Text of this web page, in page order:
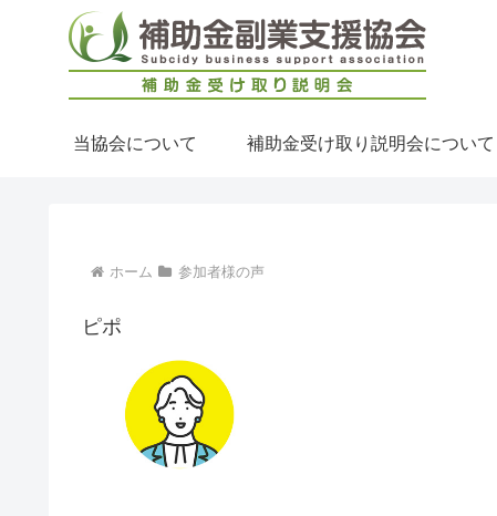
当協会について 補助金受け取り説明会について
ホーム 参加者様の声
ピポ